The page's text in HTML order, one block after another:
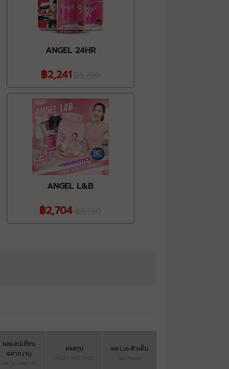
ANGEL 24HR
฿2,241
ANGEL L&B
฿2,704
ผลแลปเทียบ
ฉลาก (%)
ผลสรุป ผล Lab ตัวเต็ม